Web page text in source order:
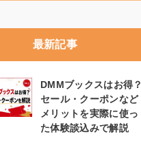
最新記事
DMMブックスはお得？
セール・クーポンなど
メリットを実際に使っ
た体験談込みで解説